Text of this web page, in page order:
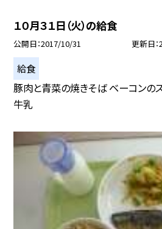
１０月３１日（火）の給食
公開日 2017/10/31 更新日
給食
豚肉と青菜の焼きそば ベーコンの
牛乳